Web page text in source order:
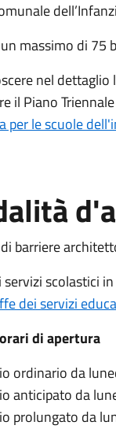
massimo di 75
nel
il Piano
per le scuole
barriere
servizi scolastici
dei servizi
di apertura
ordinario da
anticipato da
prolungato da